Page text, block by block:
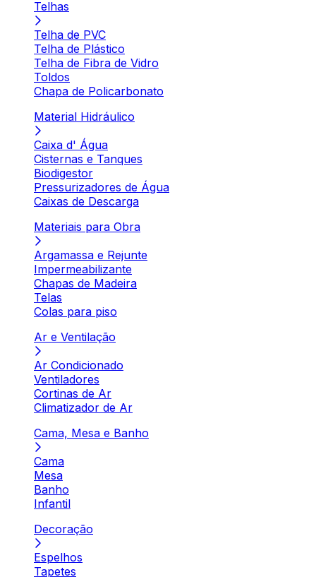
Telhas
Telha de PVC
Telha de Plástico
Telha de Fibra de Vidro
Toldos
Chapa de Policarbonato
Material Hidráulico
Caixa d' Água
Cisternas e Tanques
Biodigestor
Pressurizadores de Água
Caixas de Descarga
Materiais para Obra
Argamassa e Rejunte
Impermeabilizante
Chapas de Madeira
Telas
Colas para piso
Ar e Ventilação
Ar Condicionado
Ventiladores
Cortinas de Ar
Climatizador de Ar
Cama, Mesa e Banho
Cama
Mesa
Banho
Infantil
Decoração
Espelhos
Tapetes